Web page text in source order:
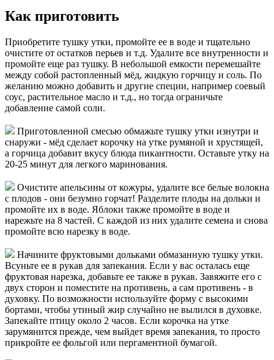
Как приготовить
Приобретите тушку утки, промойте ее в воде и тщательно
очистите от остатков перьев и т.д. Удалите все внутренности и
промойте еще раз тушку. В небольшой емкости перемешайте
между собой растопленный мёд, жидкую горчицу и соль. По
желанию можно добавить и другие специи, например соевый
соус, растительное масло и т.д., но тогда ограничьте
добавление самой соли.
Приготовленной смесью обмажьте тушку утки изнутри и
снаружи - мёд сделает корочку на утке румяной и хрустящей,
а горчица добавит вкусу блюда пикантности. Оставьте утку на
20-25 минут для легкого маринования.
Очистите апельсины от кожуры, удалите все белые волокна
с плодов - они безумно горчат! Разделите плоды на дольки и
промойте их в воде. Яблоки также промойте в воде и
нарежьте на 8 частей. С каждой из них удалите семена и снова
промойте всю нарезку в воде.
Начините фруктовыми дольками обмазанную тушку утки.
Всуньте ее в рукав для запекания. Если у вас осталась еще
фруктовая нарезка, добавьте ее также в рукав. Завяжите его с
двух сторон и поместите на противень, а сам противень - в
духовку. По возможности используйте форму с высокими
бортами, чтобы утиный жир случайно не вылился в духовке.
Запекайте птицу около 2 часов. Если корочка на утке
зарумянится прежде, чем выйдет время запекания, то просто
прикройте ее фольгой или пергаментной бумагой.